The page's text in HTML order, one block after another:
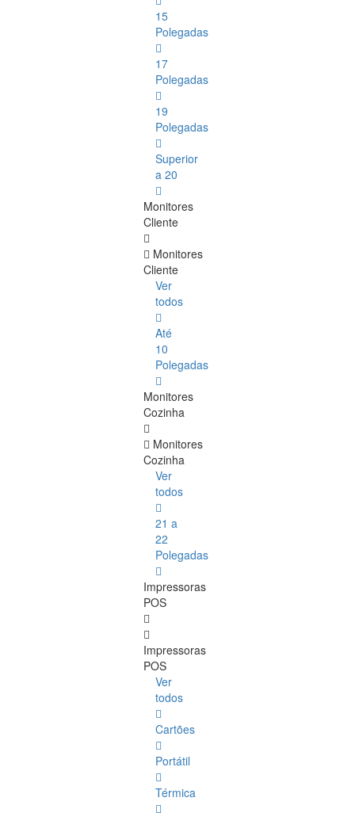
15
Polegadas
17
Polegadas
19
Polegadas
Superior
a 20
Monitores
Cliente
Monitores
Cliente
Ver
todos
Até
10
Polegadas
Monitores
Cozinha
Monitores
Cozinha
Ver
todos
21 a
22
Polegadas
Impressoras
POS
Impressoras
POS
Ver
todos
Cartões
Portátil
Térmica